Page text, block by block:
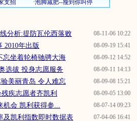
08-11-06 10:22
分析:提防瓦伦西落败
08-09-19 15:41
2010年出版
08-09-12 14:52
忘坐着轮椅驰骋大海
08-09-11 14:13
选拔 投身志愿服务
08-09-08 15:21
美丽青岛 令人难忘
08-09-05 13:00
疾志愿者齐凯利
08-07-14 09:23
会 凯利获得参...
07-04-06 16:41
及凯利指数即时数据表